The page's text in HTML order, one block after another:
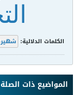
الكلمات الدلالية:
المواضيع ذات الصلة